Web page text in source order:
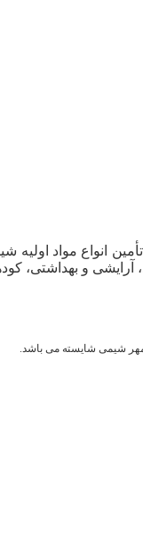
انواع مواد اولیه
آرایشی و بهداشتی،